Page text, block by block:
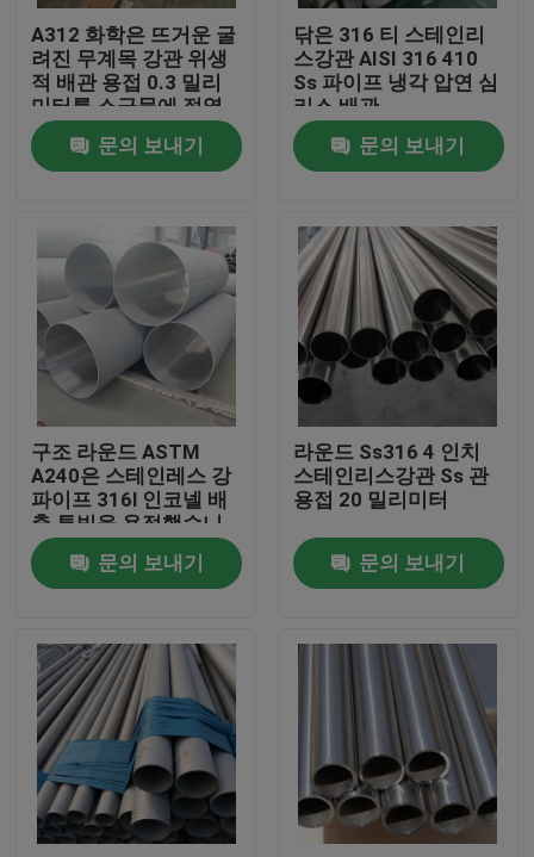
홈
제품 소개
동영상
회사 소개
공장 투어
품질 관리
견적 요청
스테인리스강 코일
냉연 강판 코일
A312 화학은 뜨거운 굴
려진 무계목 강관 위생
적 배관 용접 0.3 밀리
미터를 소금물에 절였
습니다
문의 보내기
닦은 316 티 스테인리
스강관 AISI 316 410
Ss 파이프 냉각 압연 심
리스 배관
문의 보내기
구조 라운드 ASTM
A240은 스테인레스 강
파이프 316l 인코넬 배
출 튜빙을 용접했습니
다
문의 보내기
라운드 Ss316 4 인치
스테인리스강관 Ss 관
용접 20 밀리미터
문의 보내기